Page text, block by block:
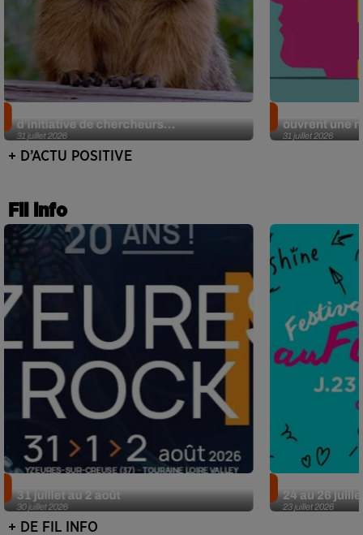
31 juillet 2026
d’initiative de chercheurs...
31 juillet 2026
ouvrent une
+ D’ACTU POSITIVE
Fil info
30 juillet 2026
31 juillet au 2 août
23 juillet 2026
24 au 26
+ DE FIL INFO